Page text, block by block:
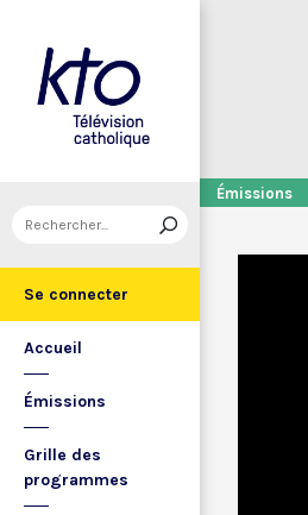
Se connecter
Accueil
Émissions
Grille des
programmes
Émissions